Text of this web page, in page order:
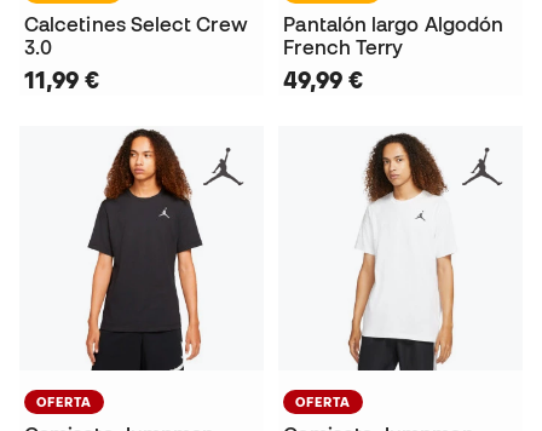
Calcetines Select Crew
3.0
11,99 €
Pantalón largo Algodón
French Terry
49,99 €
OFERTA OFERTA